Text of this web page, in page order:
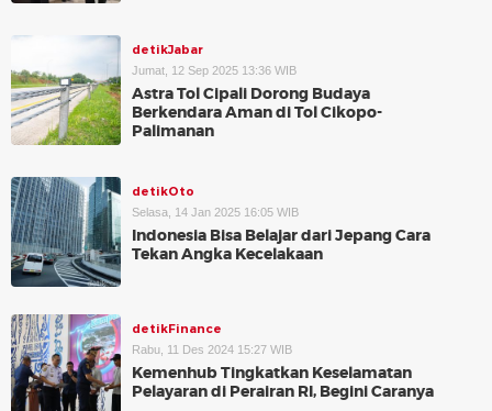
detikJabar
Jumat, 12 Sep 2025 13:36 WIB
Astra Tol Cipali Dorong Budaya
Berkendara Aman di Tol Cikopo-
Palimanan
detikOto
Selasa, 14 Jan 2025 16:05 WIB
Indonesia Bisa Belajar dari Jepang Cara
Tekan Angka Kecelakaan
detikFinance
Rabu, 11 Des 2024 15:27 WIB
Kemenhub Tingkatkan Keselamatan
Pelayaran di Perairan RI, Begini Caranya